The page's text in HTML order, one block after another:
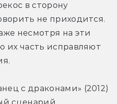
в сторону
не приходится.
несмотря на эти
их часть исправляют
с драконами» (2012)